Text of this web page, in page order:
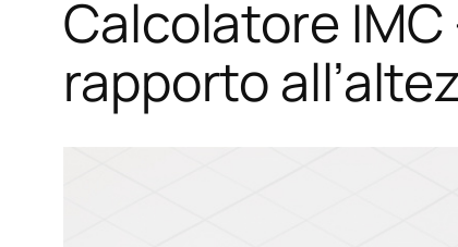
Calcolatore
rapporto